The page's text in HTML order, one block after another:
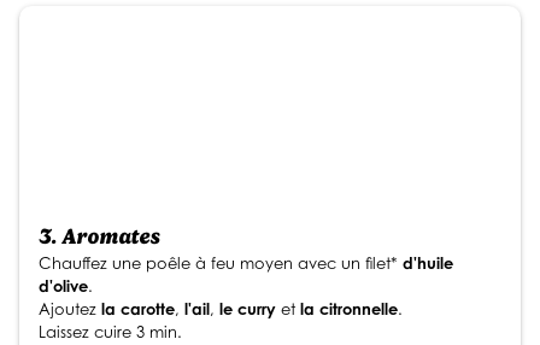
3.Aromates
Chauffez une poêle à feu moyen avec un filet* d'huile
d'olive.
Ajoutez la carotte, l'ail, le curry et la citronnelle.
Laissez cuire 3 min.